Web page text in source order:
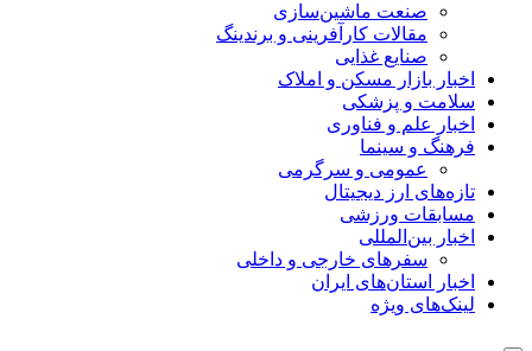
صنعت ماشین‌سازی
مقالات کارآفرینی و برندینگ
صنایع غذایی
اخبار بازار مسکن و املاک
سلامت و پزشکی
اخبار علم و فناوری
فرهنگ و سینما
عمومی و سرگرمی
تازه‌های ارز دیجیتال
مسابقات ورزشی
اخبار بین‌المللی
سفرهای خارجی و داخلی
اخبار استان‌های ایران
لینک‌های ویژه